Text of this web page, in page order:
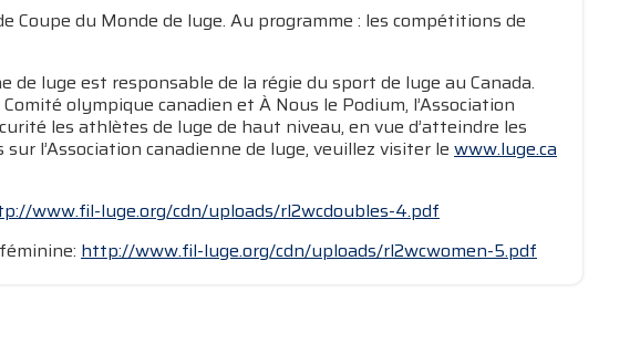
Coupe du Monde de luge. Au programme : les compétitions de
luge est responsable de la régie du sport de luge au Canada.
olympique canadien et À Nous le Podium, l’Association
les athlètes de luge de haut niveau, en vue d’atteindre les
l’Association canadienne de luge, veuillez visiter le www.luge.ca
www.fil-luge.org/cdn/uploads/rl2wcdoubles-4.pdf
http://www.fil-luge.org/cdn/uploads/rl2wcwomen-5.pdf